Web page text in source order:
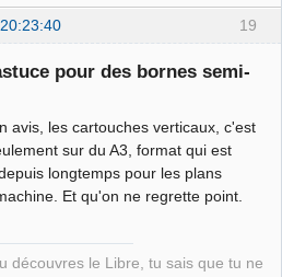
19
pour des bornes semi-
avis, les cartouches verticaux, c'est
sur du A3, format qui est
longtemps pour les plans
Et qu'on ne regrette point.
découvres le Libre, tu sais que tu ne